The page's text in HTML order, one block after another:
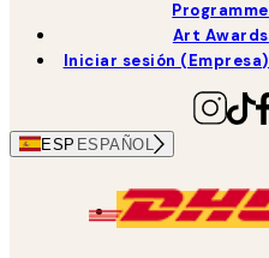
Programme
Art Awards
Iniciar sesión (Empresa)
ESP ESPAÑOL